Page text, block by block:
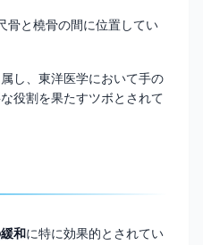
骨と橈骨の間に位置してい
し、東洋医学において手の
役割を果たすツボとされて
和に特に効果的とされてい